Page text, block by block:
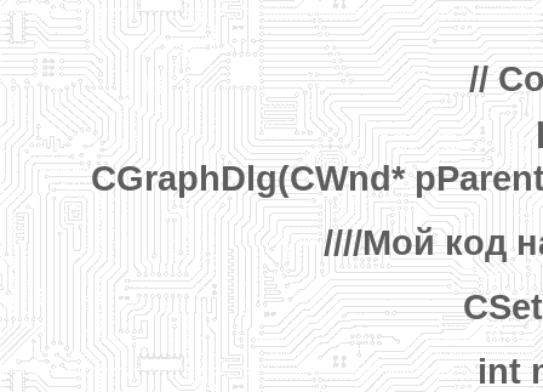
//
CGraphDlg(CWnd*
////Мой код
int